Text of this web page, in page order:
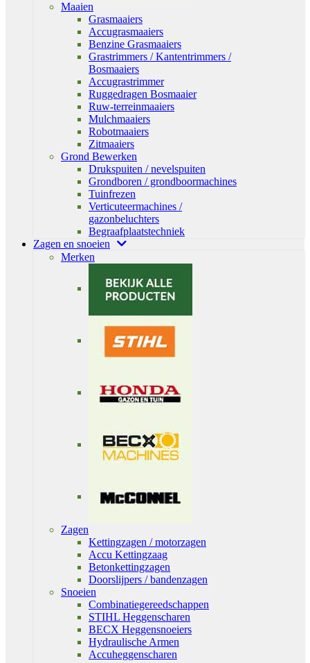
Maaien
Grasmaaiers
Accugrasmaaiers
Benzine Grasmaaiers
Grastrimmers / Kantentrimmers /
Bosmaaiers
Accugrastrimmer
Ruggedragen Bosmaaier
Ruw-terreinmaaiers
Mulchmaaiers
Robotmaaiers
Zitmaaiers
Grond Bewerken
Drukspuiten / nevelspuiten
Grondboren / grondboormachines
Tuinfrezen
Verticuteermachines /
gazonbeluchters
Begraafplaatstechniek
Zagen en snoeien
Merken
Zagen
Kettingzagen / motorzagen
Accu Kettingzaag
Betonkettingzagen
Doorslijpers / bandenzagen
Snoeien
Combinatiegereedschappen
STIHL Heggenscharen
BECX Heggensnoeiers
Hydraulische Armen
Accuheggenscharen